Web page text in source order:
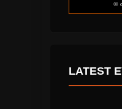
LATEST